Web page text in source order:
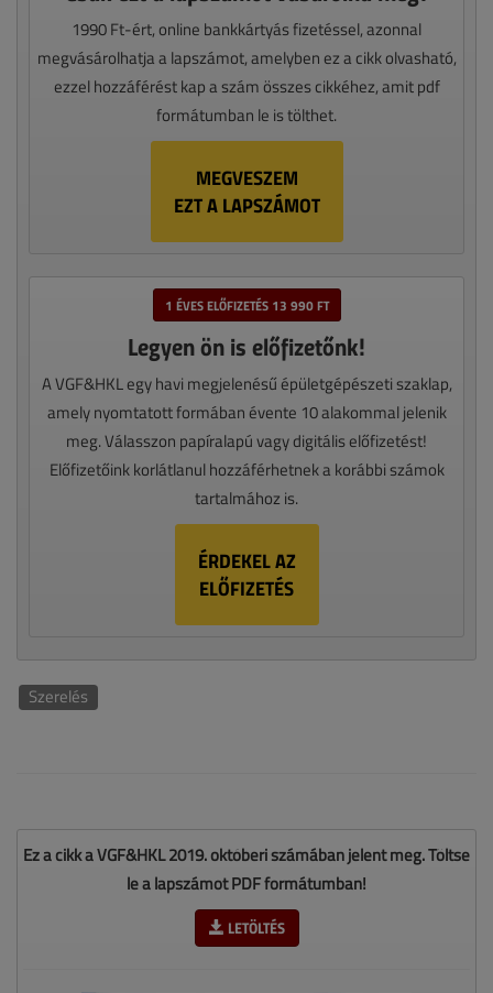
1990 Ft-ért, online bankkártyás fizetéssel, azonnal
megvásárolhatja a lapszámot, amelyben ez a cikk olvasható,
ezzel hozzáférést kap a szám összes cikkéhez, amit pdf
formátumban le is tölthet.
MEGVESZEM
EZT A LAPSZÁMOT
1 ÉVES ELŐFIZETÉS 13 990 FT
Legyen ön is előfizetőnk!
A VGF&HKL egy havi megjelenésű épületgépészeti szaklap,
amely nyomtatott formában évente 10 alakommal jelenik
meg. Válasszon papíralapú vagy digitális előfizetést!
Előfizetőink korlátlanul hozzáférhetnek a korábbi számok
tartalmához is.
ÉRDEKEL AZ
ELŐFIZETÉS
Szerelés
Ez a cikk a VGF&HKL 2019. októberi számában jelent meg. Töltse
le a lapszámot PDF formátumban!
LETÖLTÉS